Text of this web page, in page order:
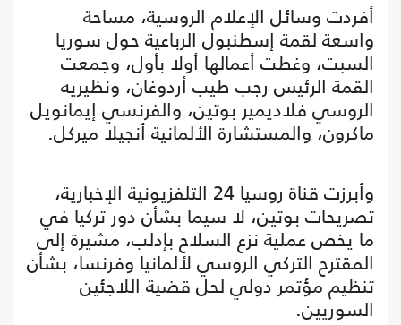
أفردت وسائل الإعلام الروسية، مساحة
واسعة لقمة إسطنبول الرباعية حول سوريا
السبت، وغطت أعمالها أولا بأول، وجمعت
القمة الرئيس رجب طيب أردوغان، ونظيريه
الروسي فلاديمير بوتين، والفرنسي إيمانويل
ماكرون، والمستشارة الألمانية أنجيلا ميركل.
وأبرزت قناة روسيا 24 التلفزيونية الإخبارية،
تصريحات بوتين، لا سيما بشأن دور تركيا في
ما يخص عملية نزع السلاح بإدلب، مشيرة إلى
المقترح التركي الروسي لألمانيا وفرنسا، بشأن
تنظيم مؤتمر دولي لحل قضية اللاجئين
السوريين.